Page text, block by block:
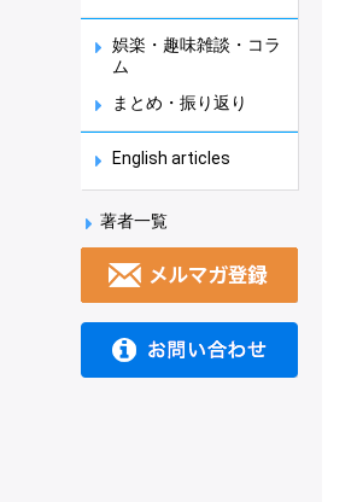
娯楽・趣味雑談・コラ
ム
まとめ・振り返り
English articles
著者一覧